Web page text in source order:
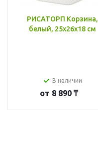
РИСАТОРП Корзина,
белый, 25x26x18 см
В наличии
от 8 890 ₸